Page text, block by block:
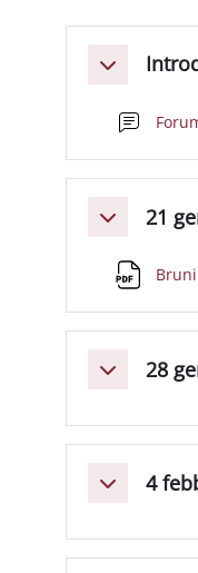
Minimizza
Minimizza
21
Bruni
Minimizza
28
Minimizza
4